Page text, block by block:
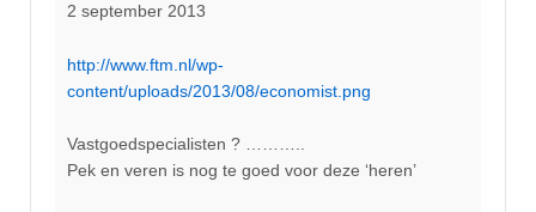
2 september 2013
http://www.ftm.nl/wp-
content/uploads/2013/08/economist.png
Vastgoedspecialisten ? ………..
Pek en veren is nog te goed voor deze ‘heren’